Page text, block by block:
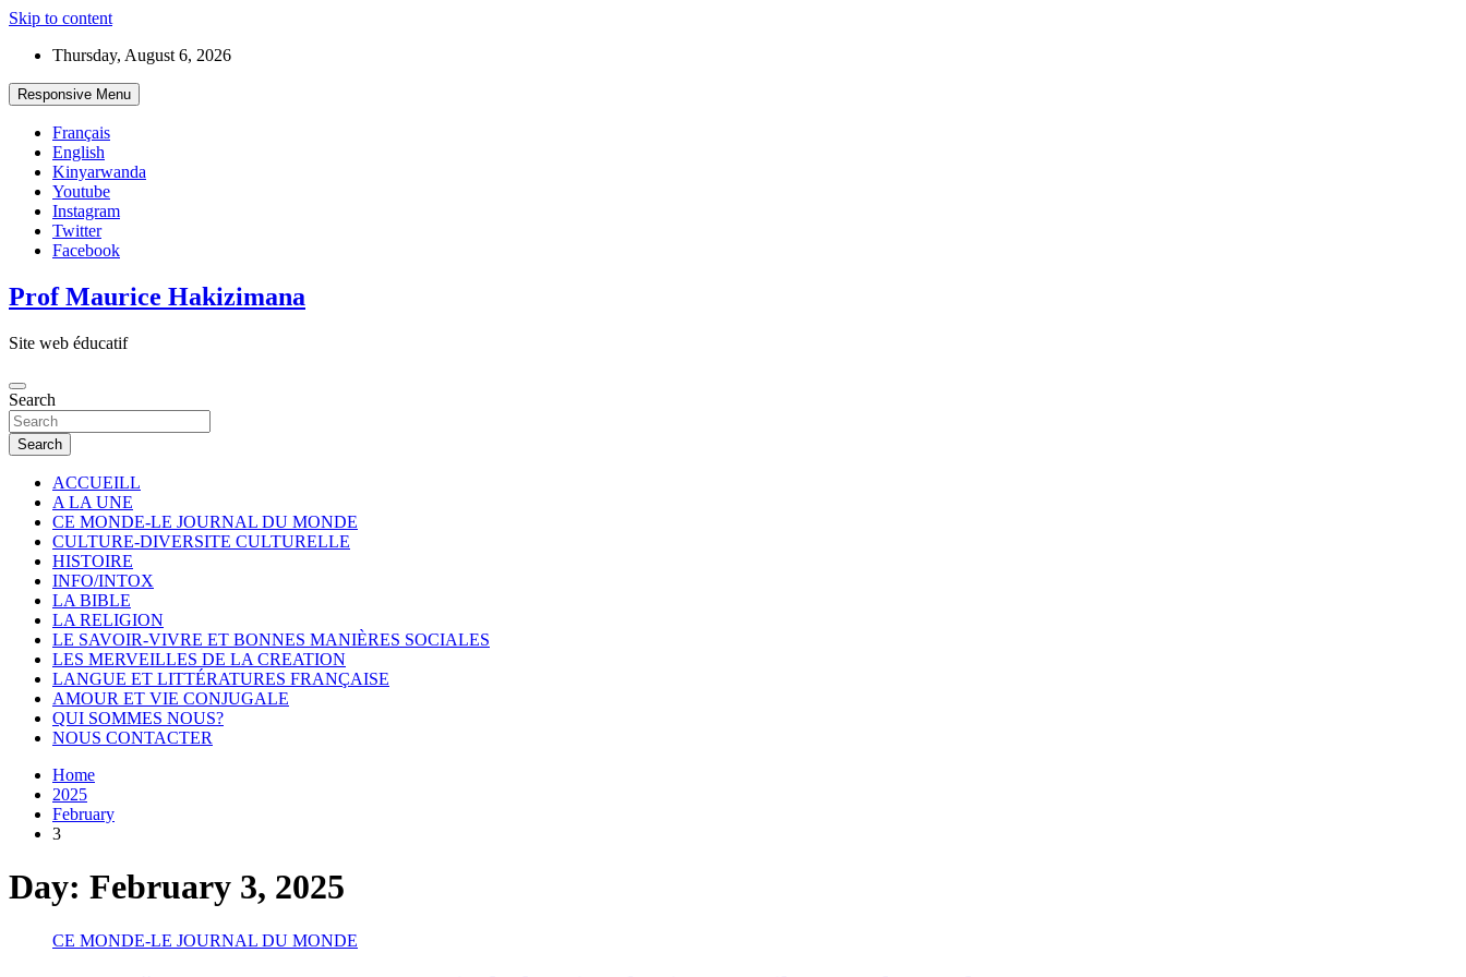
Skip to content
Thursday, August 6, 2026
Responsive Menu
Français
English
Kinyarwanda
Youtube
Instagram
Twitter
Facebook
Prof Maurice Hakizimana
Site web éducatif
Search
Search
ACCUEILL
A LA UNE
CE MONDE-LE JOURNAL DU MONDE
CULTURE-DIVERSITE CULTURELLE
HISTOIRE
INFO/INTOX
LA BIBLE
LA RELIGION
LE SAVOIR-VIVRE ET BONNES MANIÈRES SOCIALES
LES MERVEILLES DE LA CREATION
LANGUE ET LITTÉRATURES FRANÇAISE
AMOUR ET VIE CONJUGALE
QUI SOMMES NOUS?
NOUS CONTACTER
Home
2025
February
3
Day: February 3, 2025
CE MONDE-LE JOURNAL DU MONDE